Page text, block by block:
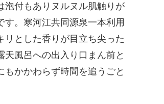
泡付もありヌルヌル肌触りが
。寒河江共同源泉一本利用
とした香りが目立ち尖った
風呂への出入り口まん前と
かかわらず時間を追うごと